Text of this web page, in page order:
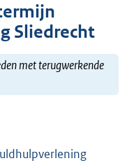
Sliedrecht
met terugwerkende